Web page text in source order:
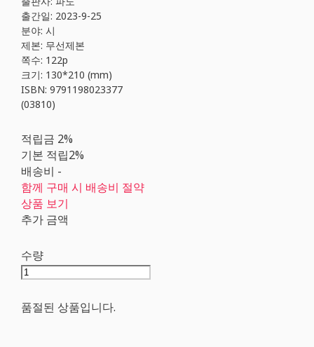
출간일: 2023-9-25
분야: 시
제본: 무선제본
쪽수: 122p
크기: 130*210 (mm)
ISBN: 9791198023377
(03810)
적립금 2%
기본 적립2%
배송비 -
함께 구매 시 배송비 절약
상품 보기
추가 금액
수량
품절된 상품입니다.